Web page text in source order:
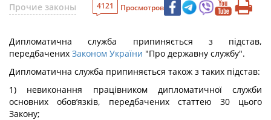
Прочие законы
4121 Просмотров
Дипломатична служба припиняється з підстав,
передбачених Законом України "Про державну службу".
Дипломатична служба припиняється також з таких підстав:
1) невиконання працівником дипломатичної служби
основних обов’язків, передбачених статтею 30 цього
Закону;